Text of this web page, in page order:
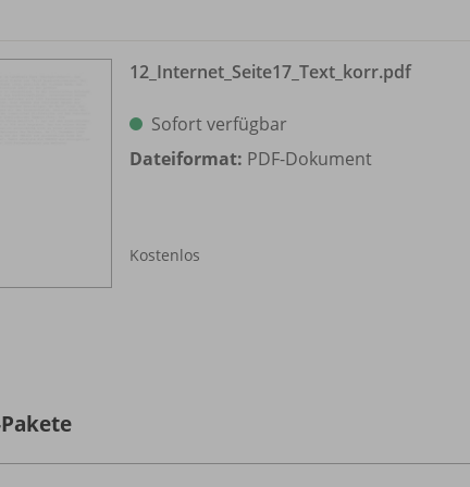
12_ Internet_ Seite17_ Text_ korr.pdf
Sofort verfügbar
Dateiformat: PDF-Dokument
Kostenlos